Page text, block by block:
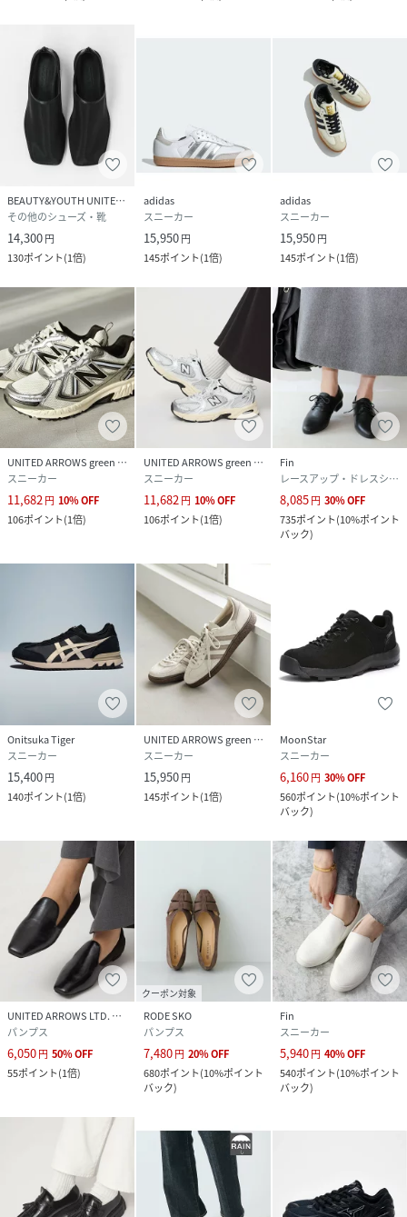
BEAUTY&YOUTH UNITED ARROWS
その他のシューズ・靴
14,300円
130ポイント(1倍)
adidas
スニーカー
15,950円
145ポイント(1倍)
adidas
スニーカー
15,950円
145ポイント(1倍)
UNITED ARROWS green label relaxing
スニーカー
11,682円 10%OFF
106ポイント(1倍)
UNITED ARROWS green label relaxing
スニーカー
11,682円 10%OFF
106ポイント(1倍)
Fin
レースアップ・ドレスシューズ
8,085円 30%OFF
735ポイント(10%ポイント
バック)
Onitsuka Tiger
スニーカー
15,400円
140ポイント(1倍)
UNITED ARROWS green label relaxing
スニーカー
15,950円
145ポイント(1倍)
MoonStar
スニーカー
6,160円 30%OFF
560ポイント(10%ポイント
バック)
UNITED ARROWS LTD. OUTLET
パンプス
6,050円 50%OFF
55ポイント(1倍)
クーポン対象
RODE SKO
パンプス
7,480円 20%OFF
680ポイント(10%ポイント
バック)
Fin
スニーカー
5,940円 40%OFF
540ポイント(10%ポイント
バック)